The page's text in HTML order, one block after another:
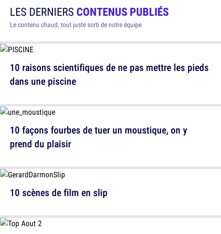
LES DERNIERS CONTENUS PUBLIÉS
Le contenu chaud, tout juste sorti de notre équipe
10 raisons scientifiques de ne pas mettre les pieds
dans une piscine
10 scènes de film en slip
10 façons fourbes de tuer un moustique, on y
prend du plaisir